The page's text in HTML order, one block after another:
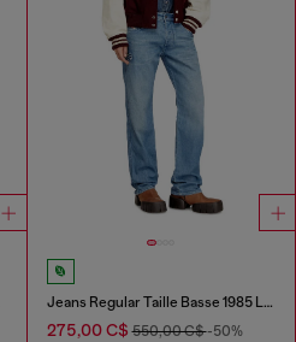
Jeans Regular Taille Basse 1985 Larkee
275,00 C$550,00 C$-50%